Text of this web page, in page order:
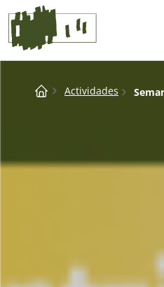
Saltar al contingut
Navegación
Breadcrumb
Actividades